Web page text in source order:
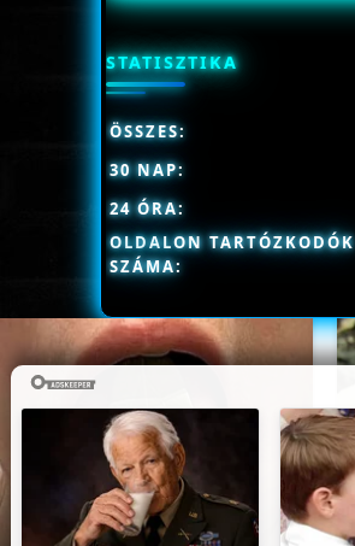
STATISZTIKA
OLDALON TARTÓZKODÓK
SZÁMA:
ÖSSZES:
30 NAP:
24 ÓRA: